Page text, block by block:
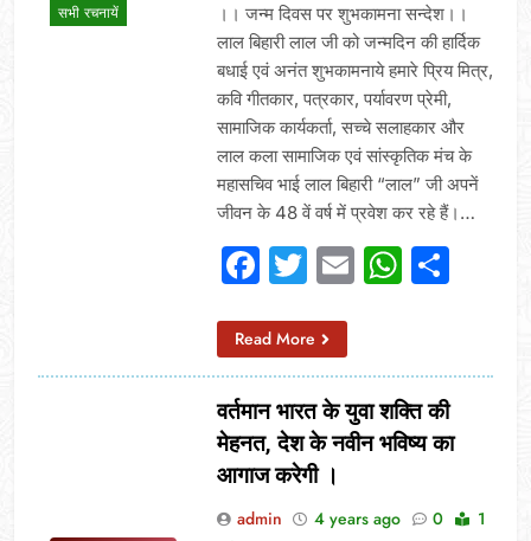
सभी रचनायें
।। जन्म दिवस पर शुभकामना सन्देश।।
लाल बिहारी लाल जी को जन्मदिन की हार्दिक
बधाई एवं अनंत शुभकामनाये हमारे प्रिय मित्र,
कवि गीतकार, पत्रकार, पर्यावरण प्रेमी,
सामाजिक कार्यकर्ता, सच्चे सलाहकार और
लाल कला सामाजिक एवं सांस्कृतिक मंच के
महासचिव भाई लाल बिहारी “लाल” जी अपनें
जीवन के 48 वें वर्ष में प्रवेश कर रहे हैं।…
Facebook
Twitter
Email
Read More
वर्तमान भारत के युवा शक्ति की
मेहनत, देश के नवीन भविष्य का
आगाज करेगी ।
admin 4 years ago 0
1